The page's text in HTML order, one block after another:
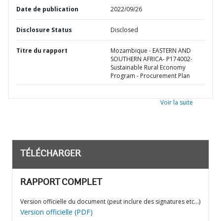
Date de publication 2022/09/26
Disclosure Status Disclosed
Titre du rapport
Mozambique - EASTERN AND
SOUTHERN AFRICA- P174002-
Sustainable Rural Economy
Program - Procurement Plan
Voir la suite
TÉLÉCHARGER
RAPPORT COMPLET
Version officielle du document (peut inclure des signatures etc…)
Version officielle (PDF)